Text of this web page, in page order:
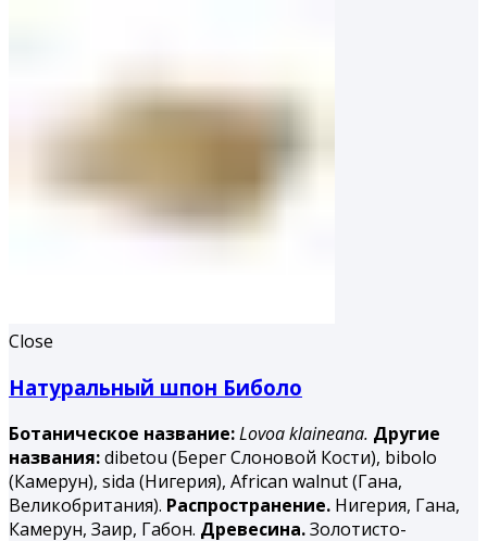
Close
Натуральный шпон Биболо
Ботаническое название:Lovoa klaineana. Другие
названия:dibetou (Берег Слоновой Кости), bibolo
(Камерун), sida (Нигерия), African walnut (Гана,
Великобритания). Распространение. Нигерия, Гана,
Камерун, Заир, Габон. Древесина.Золотисто-